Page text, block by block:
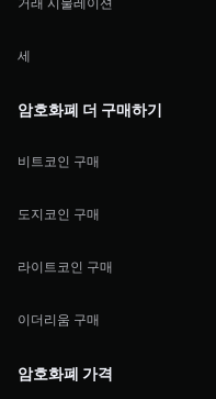
세
암호화폐 더 구매하기
비트코인 구매
도지코인 구매
라이트코인 구매
이더리움 구매
암호화폐 가격